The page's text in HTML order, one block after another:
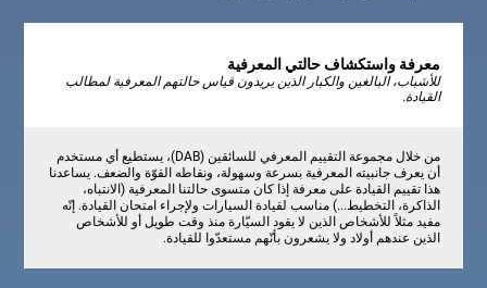
معرفة واستكشاف حالتي المعرفية
للأشباب، البالغين والكبار الذين يريدون قياس حالتهم المعرفية لمطالب
القيادة.
من خلال مجموعة التقييم المعرفي للسائقين (DAB)، يستطيع أي مستخدم
أن يعرف جانبيته المعرفية بسرعة وسهولة، ونقاطه القوّة والضعف. يساعدنا
هذا تقييم القيادة على معرفة إذا كان متسوى حالتنا المعرفية (الانتباه،
الذاكرة، التخطيط...) مناسب لقيادة السيارات ولإجراء امتحان القيادة. إنّه
مفيد مثلاً للأشخاص الذين لا يقود السيّارة منذ وقت طويل أو للأشخاص
الذين عندهم أولاد ولا يشعرون بأنّهم مستعدّوا للقيادة.